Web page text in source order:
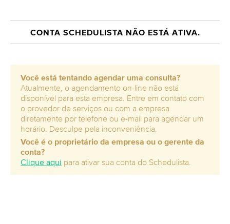
CONTA SCHEDULISTA NÃO ESTÁ ATIVA.
Você está tentando agendar uma consulta?
Atualmente, o agendamento on-line não está
disponível para esta empresa. Entre em contato com
o provedor de serviços ou com a empresa
diretamente por telefone ou e-mail para agendar um
horário. Desculpe pela inconveniência.
Você é o proprietário da empresa ou o gerente da
conta?
Clique aqui para ativar sua conta do Schedulista.